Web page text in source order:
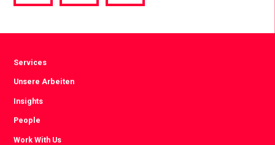
via
via
via
Services
Unsere Arbeiten
Insights
People
Work With Us